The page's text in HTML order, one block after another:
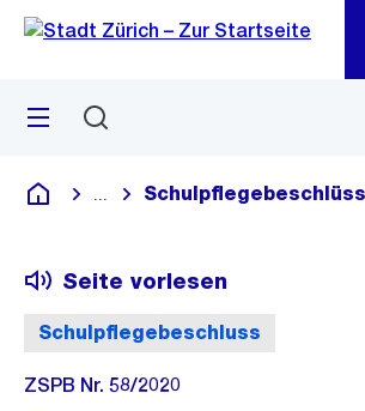
Navigation
Sprunglink
Menü
Deutsch
Blende alle Breadcrumbs ein
Schulpflegebeschluss
Seite vorlesen
ZSPB Nr. 58/2020